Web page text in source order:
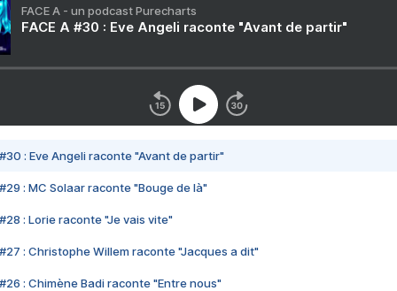
FACE A - un podcast Purecharts
FACE A #30 : Eve Angeli raconte "Avant de partir"
#30 : Eve Angeli raconte "Avant de partir"
#29 : MC Solaar raconte "Bouge de là"
#28 : Lorie raconte "Je vais vite"
#27 : Christophe Willem raconte "Jacques a dit"
#26 : Chimène Badi raconte "Entre nous"